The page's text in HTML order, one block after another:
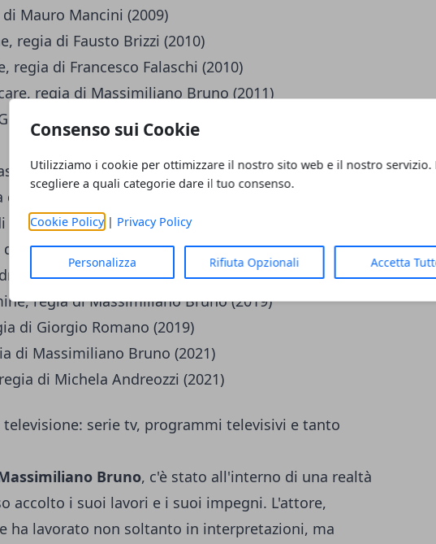
Consenso sui Cookie
Utilizziamo i cookie per ottimizzare il nostro sito web e il nostro servizio.
scegliere a quali categorie dare il tuo consenso.
Cookie Policy| Privacy Policy
Personalizza Rifiuta Opzionali Accetta
Mauro Mancini (2009)
regia di Fausto Brizzi (2010)
regia di Francesco Falaschi (2010)
regia di Massimiliano Bruno (2011)
Ciarrapico, Mattia Torre e Luca
Bruno (2012)
Rolando Ravello (2013)
Massimiliano Bruno (2014)
Massimiliano Bruno (2017)
Aronadio (2018)
regia di Massimiliano Bruno (2019)
di Giorgio Romano (2019)
di Massimiliano Bruno (2021)
di Michela Andreozzi (2021)
serie tv, programmi televisivi e tanto
Bruno, c'è stato all'interno di una realtà
accolto i suoi lavori e i suoi impegni. L'attore,
ha lavorato non soltanto in interpretazioni, ma